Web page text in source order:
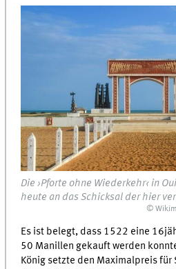
Die ›Pforte ohne Wiederkehr‹ in
heute an das Schicksal der hier
©
Es ist belegt, dass 1522 eine
50 Manillen gekauft werden
König setzte den Maximalpreis